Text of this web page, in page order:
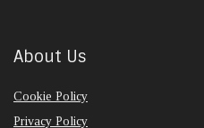
About Us
Cookie Policy
Privacy Policy